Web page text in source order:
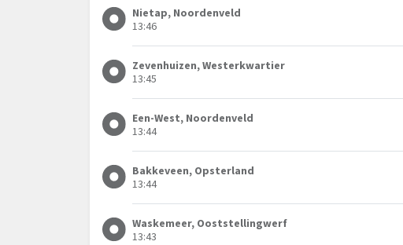
Nietap, Noordenveld
13:46
Zevenhuizen, Westerkwartier
13:45
Een-West, Noordenveld
13:44
Bakkeveen, Opsterland
13:44
Waskemeer, Ooststellingwerf
13:43